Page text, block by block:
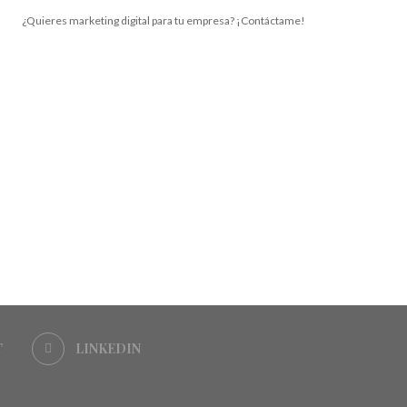
¿Quieres marketing digital para tu empresa? ¡Contáctame!
LINKEDIN